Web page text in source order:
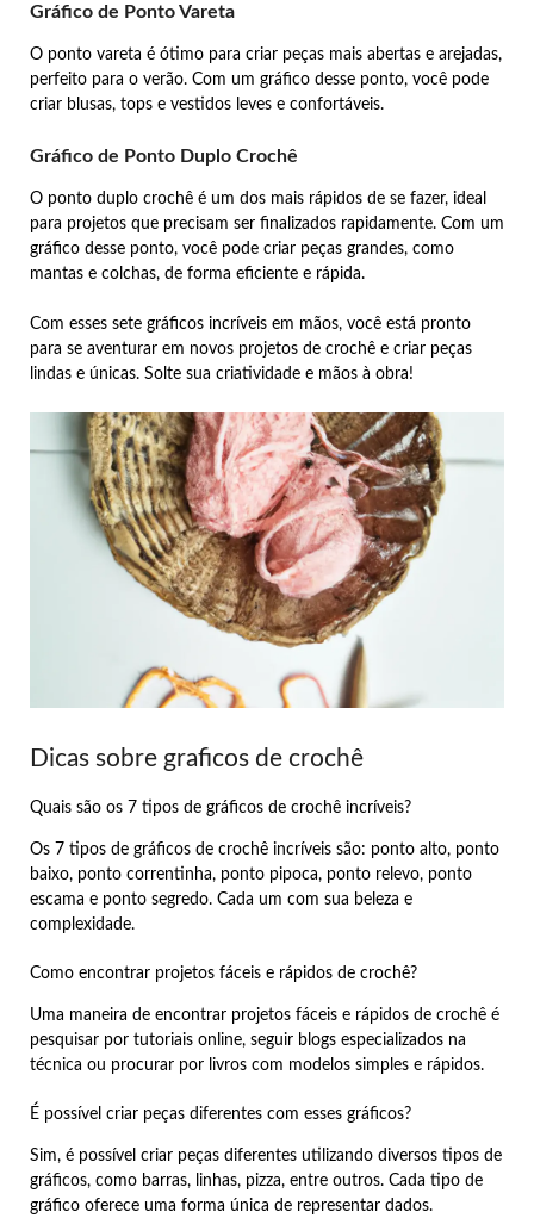
Gráfico de Ponto Vareta
O ponto vareta é ótimo para criar peças mais abertas e arejadas,
perfeito para o verão. Com um gráfico desse ponto, você pode
criar blusas, tops e vestidos leves e confortáveis.
Gráfico de Ponto Duplo Crochê
O ponto duplo crochê é um dos mais rápidos de se fazer, ideal
para projetos que precisam ser finalizados rapidamente. Com um
gráfico desse ponto, você pode criar peças grandes, como
mantas e colchas, de forma eficiente e rápida.
Com esses sete gráficos incríveis em mãos, você está pronto
para se aventurar em novos projetos de crochê e criar peças
lindas e únicas. Solte sua criatividade e mãos à obra!
Dicas sobre graficos de crochê
Quais são os 7 tipos de gráficos de crochê incríveis?
Os 7 tipos de gráficos de crochê incríveis são: ponto alto, ponto
baixo, ponto correntinha, ponto pipoca, ponto relevo, ponto
escama e ponto segredo. Cada um com sua beleza e
complexidade.
Como encontrar projetos fáceis e rápidos de crochê?
Uma maneira de encontrar projetos fáceis e rápidos de crochê é
pesquisar por tutoriais online, seguir blogs especializados na
técnica ou procurar por livros com modelos simples e rápidos.
É possível criar peças diferentes com esses gráficos?
Sim, é possível criar peças diferentes utilizando diversos tipos de
gráficos, como barras, linhas, pizza, entre outros. Cada tipo de
gráfico oferece uma forma única de representar dados.